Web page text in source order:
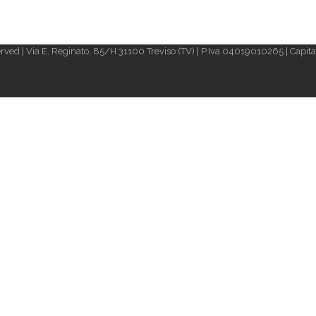
| Via E. Reginato, 85/H 31100 Treviso (TV) | P.Iva 04019010265 |